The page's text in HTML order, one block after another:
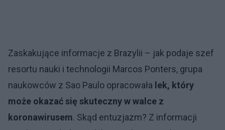
Zaskakujące informacje z Brazylii – jak podaje szef
resortu nauki i technologii Marcos Ponters, grupa
naukowców z Sao Paulo opracowała lek, który
może okazać się skuteczny w walce z
koronawirusem. Skąd entuzjazm? Z informacji